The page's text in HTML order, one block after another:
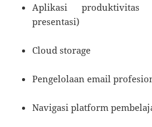
Aplikasi produktivitas
presentasi)
Cloud storage
Pengelolaan email
Navigasi platform